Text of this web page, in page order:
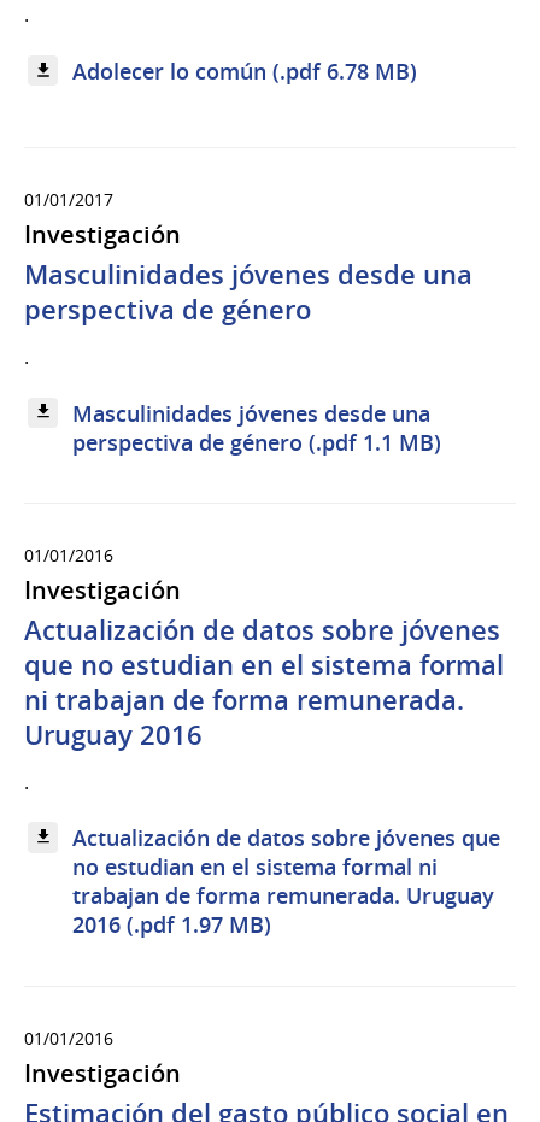
.
Adolecer lo común (.pdf 6.78 MB)
01/01/2017
Investigación
Masculinidades jóvenes desde una
perspectiva de género
.
Masculinidades jóvenes desde una
perspectiva de género (.pdf 1.1 MB)
01/01/2016
Investigación
Actualización de datos sobre jóvenes
que no estudian en el sistema formal
ni trabajan de forma remunerada.
Uruguay 2016
.
Actualización de datos sobre jóvenes que
no estudian en el sistema formal ni
trabajan de forma remunerada. Uruguay
2016 (.pdf 1.97 MB)
01/01/2016
Investigación
Estimación del gasto público social en